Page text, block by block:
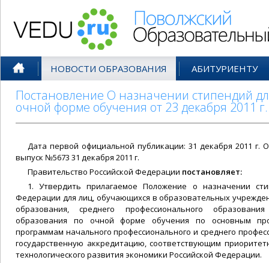
НОВОСТИ ОБРАЗОВАНИЯ АБИТУРИЕНТУ
Постановление О назначении стипендий
очной форме обучения от 23 декабря 2011
Дата первой официальной публикации: 31 декабря 2011 г.
выпуск №5673 31 декабря 2011 г.
Правительство Российской Федерации постановляет:
1. Утвердить прилагаемое Положение о назначении
Федерации для лиц, обучающихся в образовательных
образования, среднего профессионального
образования по очной форме обучения по основным
программам начального профессионального и среднего
государственную аккредитацию, соответствующим
технологического развития экономики Российской Федерации.